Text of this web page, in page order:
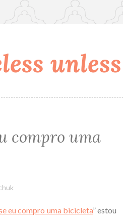
compro uma
eu compro uma bicicleta” estou